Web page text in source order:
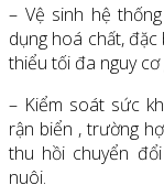
– Vệ sinh hệ
dụng hoá chất,
thiểu tối đa nguy
– Kiểm soát sức
rận biển , trường
thu hồi chuyển
nuôi.